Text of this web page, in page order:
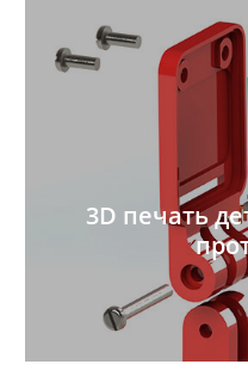
3D печать